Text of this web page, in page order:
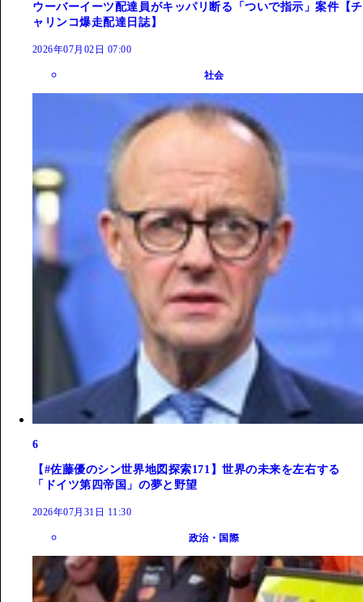
ウーバーイーツ配達員がキッパリ断る「ついで指示」案件【チ
ャリンコ爆走配達日誌】
2026年07月02日 07:00
社会
6
【#佐藤優のシン世界地図探索171】世界の未来を左右する
「ドイツ第四帝国」の夢と野望
2026年07月31日 11:30
政治・国際